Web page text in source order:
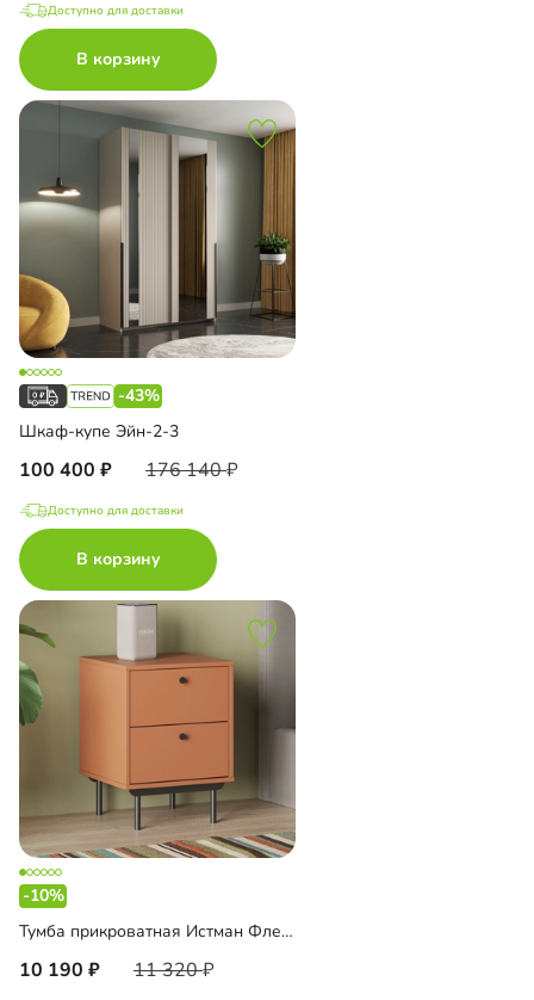
Доступно для доставки
В корзину
-43%
Шкаф-купе Эйн-2-3
100 400 176 140
Доступно для доставки
В корзину
-10%
Тумба прикроватная Истман Флекс
10 190 11 320